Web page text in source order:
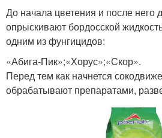
До начала цветения и после него
опрыскивают бордосской
одним из фунгицидов:
«Абига-Пик»;«Хорус»;«Скор».
Перед тем как начнется
обрабатывают препаратами,